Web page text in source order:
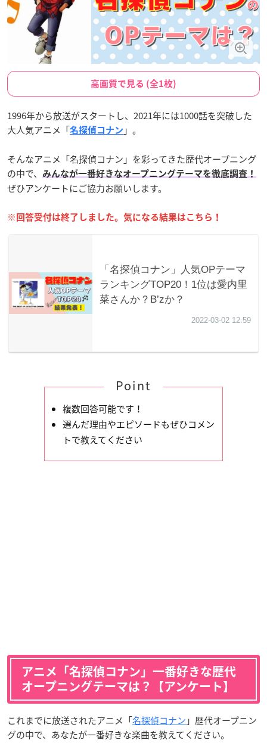
高画質で見る (全1枚)
1996年から放送がスタートし、2021年には1000話を突破した
大人気アニメ「名探偵コナン 」。
そんなアニメ「名探偵コナン」を彩ってきた歴代オープニング
の中で、
みんなが一番好きなオープニングテーマを徹底調査！
ぜひアンケートにご協力お願いします。
※回答受付は終了しました。気になる結果はこちら！
Point
複数回答可能です！
選んだ理由やエピソードもぜひコメン
トで教えてください
アニメ「名探偵コナン」一番好きな歴代
オープニングテーマは？【アンケート】
これまでに放送されたアニメ「名探偵コナン 」歴代オープニン
グの中で、あなたが一番好きな楽曲を教えてください。